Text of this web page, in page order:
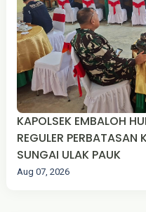
KAPOLSEK EMBALOH
REGULER
SUNGAI ULAK PAUK
Aug 07, 2026